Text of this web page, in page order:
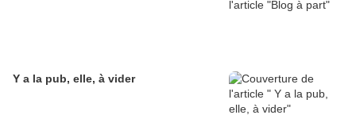
Y a la pub, elle, à vider